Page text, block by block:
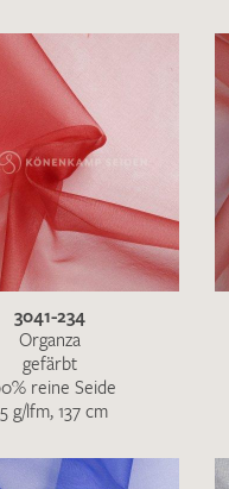
zur Beantwortung
3041-234
Organza
gefärbt
reine Seide
g/lfm, 137 cm